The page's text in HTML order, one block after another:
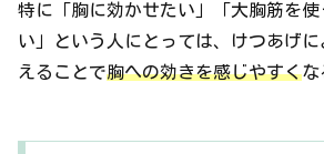
特に「胸に効かせたい」「大胸筋を
い」という人にとっては、けつあげ
えることで胸への効きを感じやすくな